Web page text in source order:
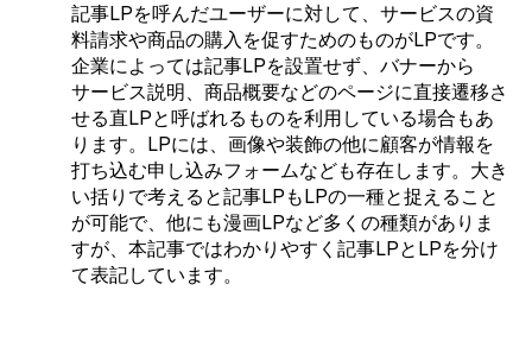
記事LPを呼んだユーザーに対して、サービスの資
料請求や商品の購入を促すためのものがLPです。
企業によっては記事LPを設置せず、バナーから
サービス説明、商品概要などのページに直接遷移さ
せる直LPと呼ばれるものを利用している場合もあ
ります。LPには、画像や装飾の他に顧客が情報を
打ち込む申し込みフォームなども存在します。大き
い括りで考えると記事LPもLPの一種と捉えること
が可能で、他にも漫画LPなど多くの種類がありま
すが、本記事ではわかりやすく記事LPとLPを分け
て表記しています。